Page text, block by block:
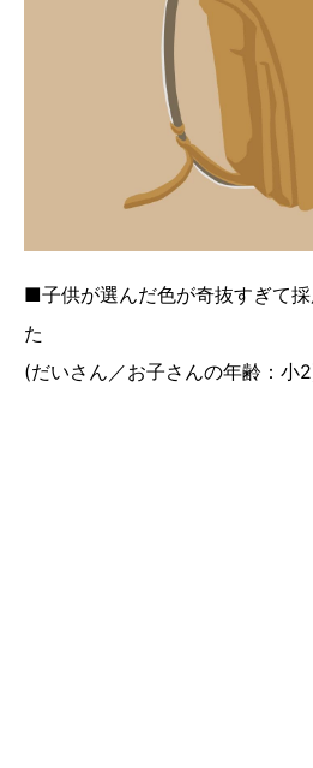
■子供が選んだ色が奇抜すぎて
た
(だいさん／お子さんの年齢：小